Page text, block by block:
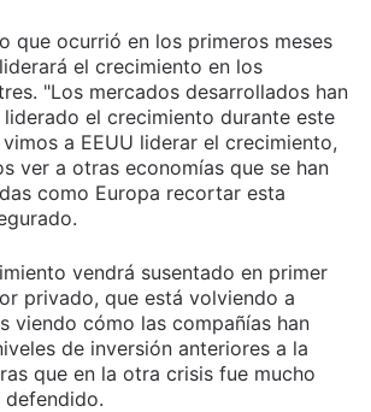
que ocurrió en los primeros meses
el crecimiento en los
"Los mercados desarrollados han
el crecimiento durante este
a EEUU liderar el crecimiento,
ver a otras economías que se han
como Europa recortar esta
vendrá susentado en primer
privado, que está volviendo a
viendo cómo las compañías han
de inversión anteriores a la
que en la otra crisis fue mucho
defendido.